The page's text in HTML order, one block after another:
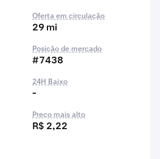
Oferta em circulação
29 mi
Posição de mercado
#7438
24H Baixo
-
Preço mais alto
R$ 2,22